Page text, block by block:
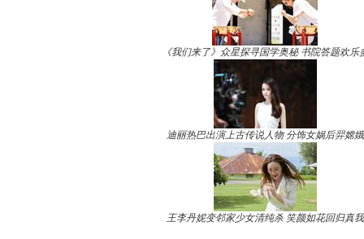
《我们来了》众星探寻国学奥秘 书院答题欢乐
迪丽热巴出演上古传说人物 分饰女娲后羿嫦娥
王李丹妮变邻家少女清纯杀 笑颜如花回归真我